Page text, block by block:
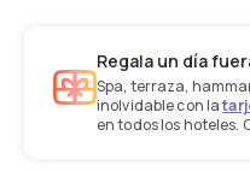
Regala un día
Spa, terraza,
inolvidable con la
en todos los